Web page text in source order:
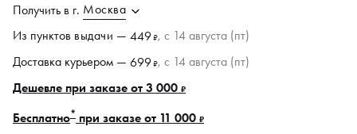
Получить в г. Москва
Из пунктов выдачи — 449₽, c 14 августа (пт)
Доставка курьером — 699₽, c 14 августа (пт)
Дешевле при заказе от 3 000 ₽
Бесплатно* при заказе от 11 000 ₽